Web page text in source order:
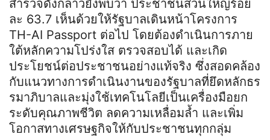
สำรวจดังกล่าวยังพบว่า ประชาชนส่วนใหญ่ร้อย
ละ 63.7 เห็นด้วยให้รัฐบาลเดินหน้าโครงการ
TH-AI Passport ต่อไป โดยต้องดำเนินการภาย
ใต้หลักความโปร่งใส ตรวจสอบได้ และเกิด
ประโยชน์ต่อประชาชนอย่างแท้จริง ซึ่งสอดคล้อง
กับแนวทางการดำเนินงานของรัฐบาลที่ยึดหลักธร
รมาภิบาลและมุ่งใช้เทคโนโลยีเป็นเครื่องมือยก
ระดับคุณภาพชีวิต ลดความเหลื่อมล้ำ และเพิ่ม
โอกาสทางเศรษฐกิจให้กับประชาชนทุกกลุ่ม